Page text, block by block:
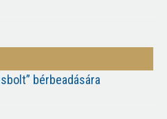
bérbeadására